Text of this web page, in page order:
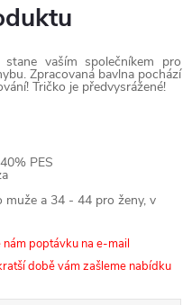
stane vaším společníkem pro
Zpracovaná bavlna pochází
Tričko je předvysrážené!
PES
muže a 34 - 44 pro ženy, v
poptávku na e-mail
době vám zašleme nabídku